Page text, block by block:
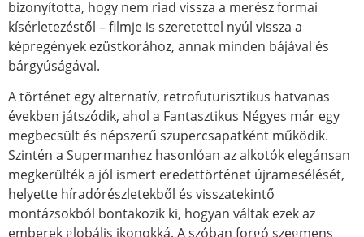
bizonyította, hogy nem riad vissza a merész formai
kísérletezéstől – filmje is szeretettel nyúl vissza a
képregények ezüstkorához, annak minden bájával és
bárgyúságával.
A történet egy alternatív, retrofuturisztikus hatvanas
években játszódik, ahol a Fantasztikus Négyes már egy
megbecsült és népszerű szupercsapatként működik.
Szintén a Supermanhez hasonlóan az alkotók elegánsan
megkerülték a jól ismert eredettörténet újramesélését,
helyette híradórészletekből és visszatekintő
montázsokból bontakozik ki, hogyan váltak ezek az
emberek globális ikonokká. A szóban forgó szegmens